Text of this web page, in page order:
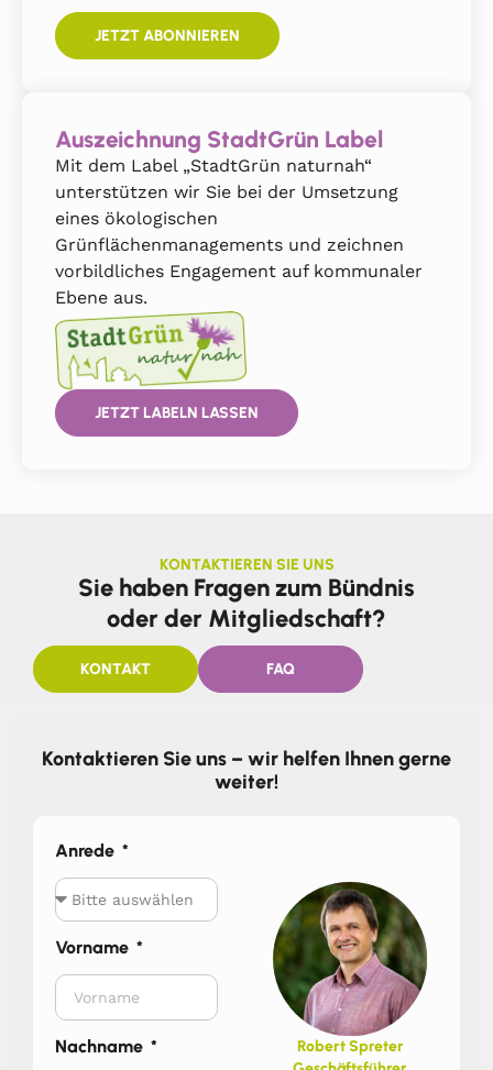
JETZT ABONNIEREN
Auszeichnung StadtGrün Label
Mit dem Label „StadtGrün naturnah“
unterstützen wir Sie bei der Umsetzung
eines ökologischen
Grünflächenmanagements und zeichnen
vorbildliches Engagement auf kommunaler
Ebene aus.
JETZT LABELN LASSEN
KONTAKTIEREN SIE UNS
Sie haben Fragen zum Bündnis
oder der Mitgliedschaft?
KONTAKT FAQ
Kontaktieren Sie uns – wir helfen Ihnen gerne
weiter!
Anrede
Vorname
Nachname
Robert Spreter